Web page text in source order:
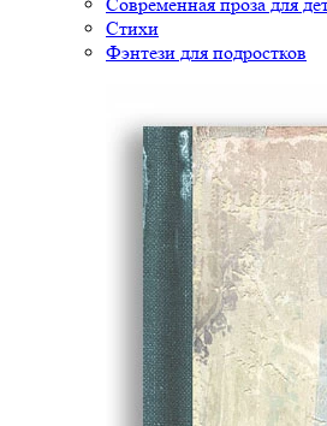
Стихи
Фэнтези для подростков